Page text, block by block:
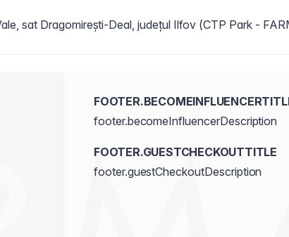
sat Dragomirești-Deal, județul Ilfov (CTP Park -
footer.becomeInfluencerDescription
FOOTER.GUESTCHECKOUTTITLE
footer.guestCheckoutDescription